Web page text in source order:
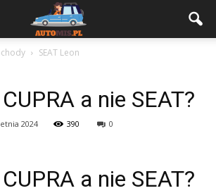
SEAT Leon
a nie SEAT?
2024 390 0
a nie SEAT?